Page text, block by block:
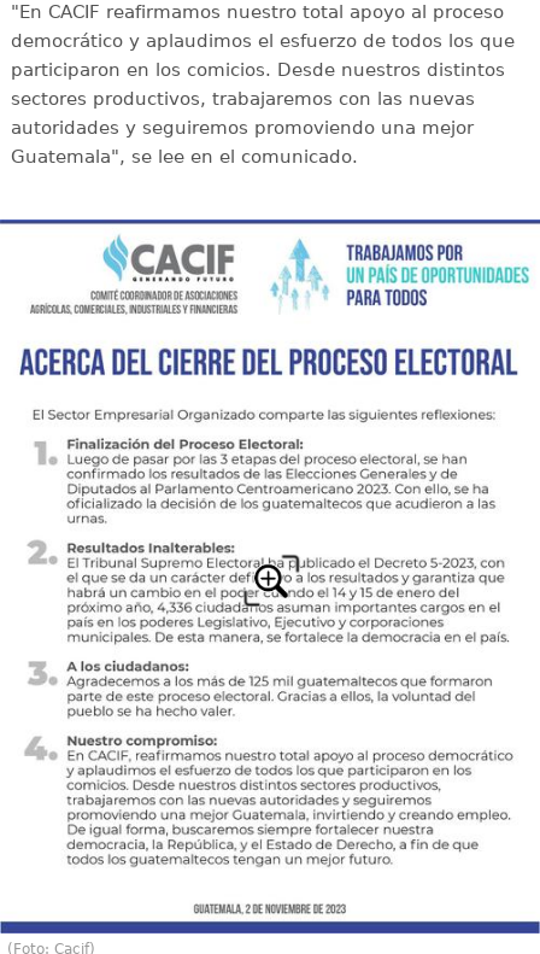
"En CACIF reafirmamos nuestro total apoyo al proceso
democrático y aplaudimos el esfuerzo de todos los que
participaron en los comicios. Desde nuestros distintos
sectores productivos, trabajaremos con las nuevas
autoridades y seguiremos promoviendo una mejor
Guatemala", se lee en el comunicado.
(Foto: Cacif)